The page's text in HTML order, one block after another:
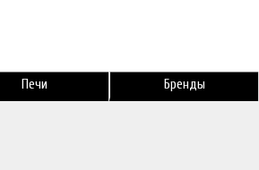
Печи Бренды